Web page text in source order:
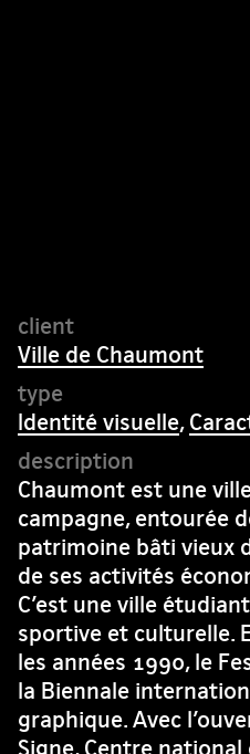
Ville de Chaumont
Identité visuelle,
Chaumont est une
campagne, entourée
patrimoine bâti vieux
de ses activités
C’est une ville
sportive et culturelle.
les années 1990, le
la Biennale
graphique. Avec
Signe, Centre